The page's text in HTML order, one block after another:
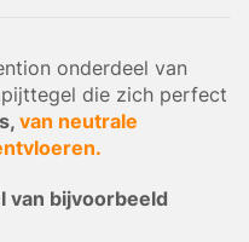
onderdeel van
die zich perfect
van neutrale
van bijvoorbeeld